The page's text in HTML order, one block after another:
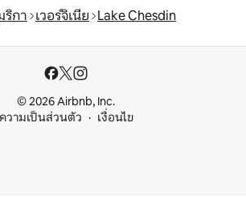
ริกา เวอร์จิเนีย Lake Chesdin
© 2026 Airbnb, Inc.
ความเป็นส่วนตัว
เงื่อนไข